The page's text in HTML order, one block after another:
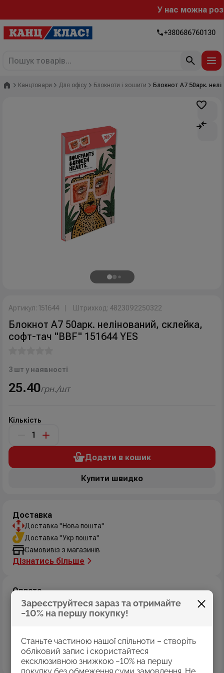
У нас можна
+380686760130
Зареєструйтеся зараз та отримайте
−10% на першу покупку!
Станьте частиною нашої спільноти – створіть
обліковий запис і скористайтеся
ексклюзивною знижкою −10% на першу
покупку без обмеження суми замовлення. Не
Головна
Канцтовари Для офісу Блокноти і зошити Блокнот А7 50арк.
Артикул: 151644 Штрихкод: 4823092250322
Блокнот А7 50арк. нелінований, склейка,
софт-тач "BBF" 151644 YES
3 шт у наявності
25.40грн./шт
Кількість
Додати в кошик
Купити швидко
Доставка
Доставка "Нова пошта"
Доставка "Укр пошта"
Самовивіз з магазинів
Дізнатись більше
Оплата
Оплата картками Visa
MasterCard
Накладений платіж
Безготівковий розрахунок
Дізнатись більше